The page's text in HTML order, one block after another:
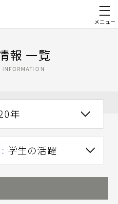
メニュー
報 一覧
INFORMATION
年
： 学生の活躍